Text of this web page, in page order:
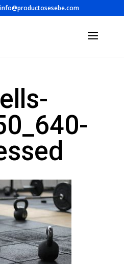
info@productosesebe.com